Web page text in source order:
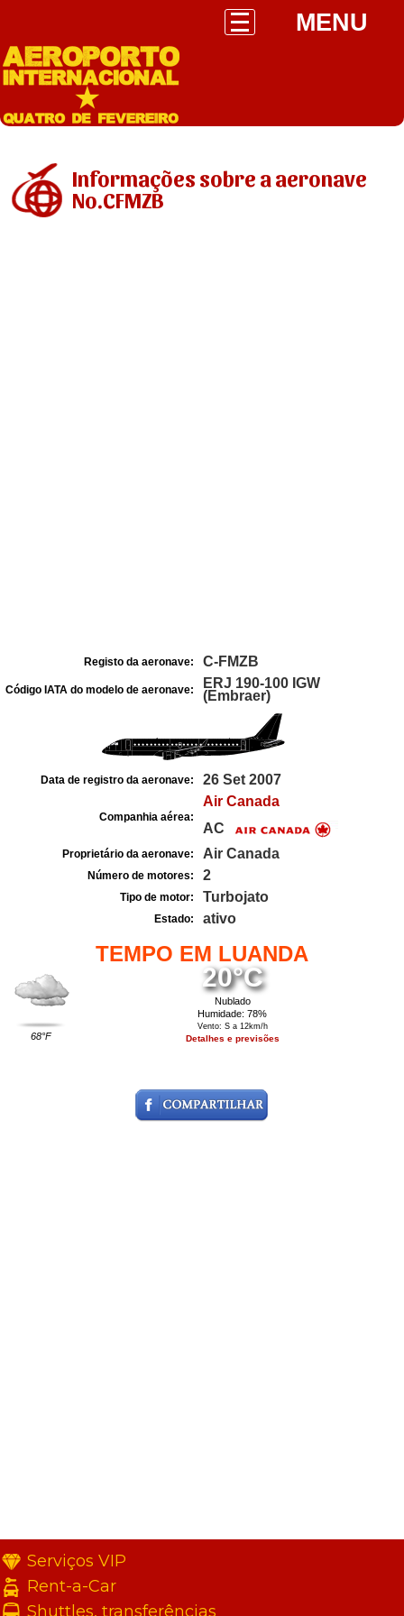
MENU
Informações sobre a aeronave
No.CFMZB
Registo da aeronave: C-FMZB
Código IATA do modelo de aeronave:
ERJ 190-100 IGW
(Embraer)
Data de registro da aeronave: 26 Set 2007
Companhia aérea:
Air Canada
AC
Proprietário da aeronave: Air Canada
Número de motores: 2
Tipo de motor: Turbojato
Estado: ativo
TEMPO EM LUANDA
68°F
20°C
Nublado
Humidade: 78%
Vento: S a 12km/h
Detalhes e previsões
Serviços VIP
Rent-a-Car
Shuttles, transferências